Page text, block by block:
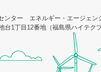
ンター エネルギー・エージェン
1丁目12番地（福島県ハイテクプ